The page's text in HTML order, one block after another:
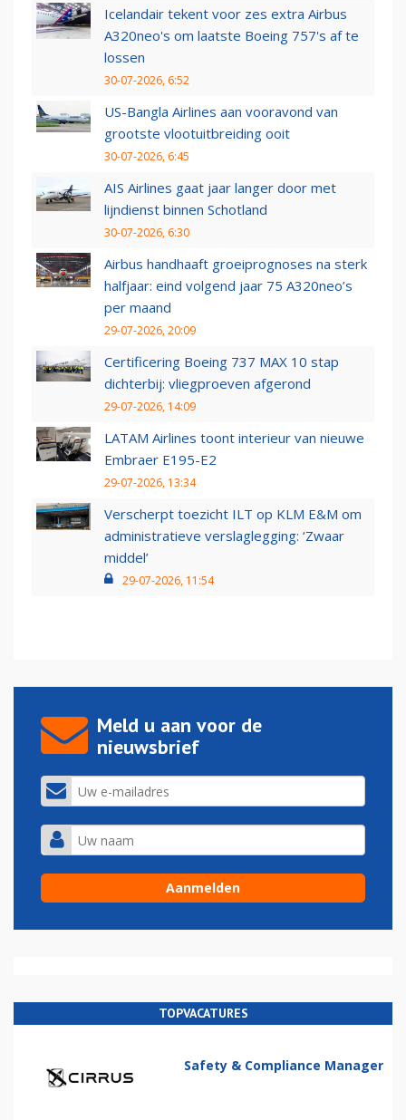
Icelandair tekent voor zes extra Airbus
A320neo's om laatste Boeing 757's af te
lossen
30-07-2026, 6:52
US-Bangla Airlines aan vooravond van
grootste vlootuitbreiding ooit
30-07-2026, 6:45
AIS Airlines gaat jaar langer door met
lijndienst binnen Schotland
30-07-2026, 6:30
Airbus handhaaft groeiprognoses na sterk
halfjaar: eind volgend jaar 75 A320neo’s
per maand
29-07-2026, 20:09
Certificering Boeing 737 MAX 10 stap
dichterbij: vliegproeven afgerond
29-07-2026, 14:09
LATAM Airlines toont interieur van nieuwe
Embraer E195-E2
29-07-2026, 13:34
Verscherpt toezicht ILT op KLM E&M om
administratieve verslaglegging: ‘Zwaar
middel’
29-07-2026, 11:54
Meld u aan voor de
nieuwsbrief
TOPVACATURES
Safety & Compliance Manager